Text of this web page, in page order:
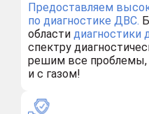
Предоставляем
по диагностике ДВС.
области диагностики
спектру
решим все проблемы,
и с газом!